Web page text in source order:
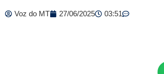
Voz do MT 27/06/2025 03:51